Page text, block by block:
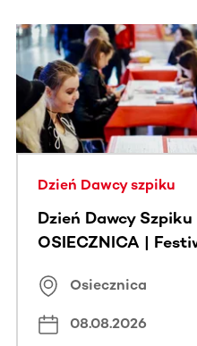
Ta sekcja zawiera treści
Dzień Dawcy szpiku
Dzień Dawcy Szpiku
OSIECZNICA |
Osiecznica
08.08.2026